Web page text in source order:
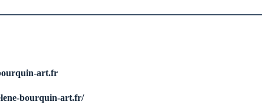
art.fr
bourquin-art.fr/